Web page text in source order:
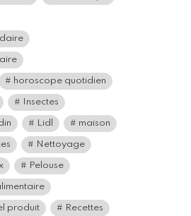
horoscope quotidien
Insectes
Lidl maison
Nettoyage
Pelouse
produit Recettes